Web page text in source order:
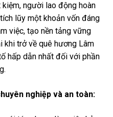
người lao động hoàn
lũy một khoản vốn đáng
việc, tạo nền tảng vững
khi trở về quê hương Lâm
hấp dẫn nhất đối với phần
nghiệp và an toàn: